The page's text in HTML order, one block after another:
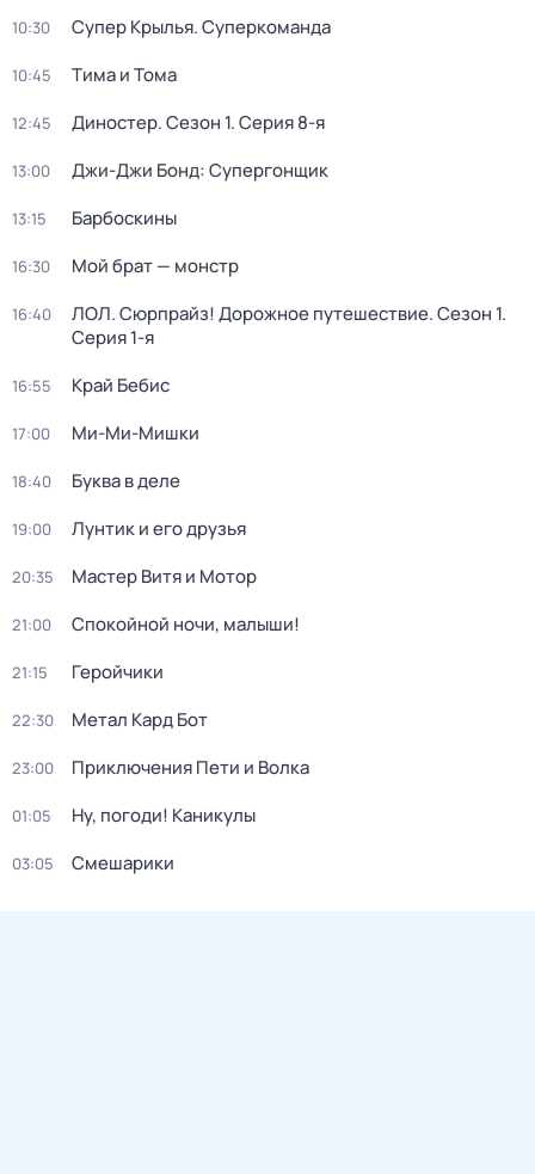
10:30 Супер Крылья. Суперкоманда
10:45 Тима и Тома
12:45 Диностер. Сезон 1. Серия 8-я
13:00 Джи-Джи Бонд: Супергонщик
13:15 Барбоскины
16:30 Мой брат — монстр
16:40 ЛОЛ. Сюрпрайз! Дорожное путешествие. Сезон 1.
Серия 1-я
16:55 Край Бебис
17:00 Ми-Ми-Мишки
18:40 Буква в деле
19:00 Лунтик и его друзья
20:35 Мастер Витя и Мотор
21:00 Спокойной ночи, малыши!
21:15 Геройчики
22:30 Метал Кард Бот
23:00 Приключения Пети и Волка
01:05 Ну, погоди! Каникулы
03:05 Смешарики